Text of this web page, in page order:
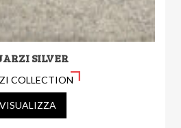
SILVER
COLLECTION
VISUALIZZA